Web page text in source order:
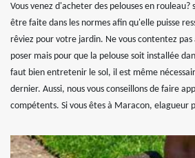
Vous venez d'acheter des pelouses en rouleau?
être faite dans les normes afin qu'elle puisse
rêviez pour votre jardin. Ne vous contentez
poser mais pour que la pelouse soit installée
faut bien entretenir le sol, il est même
dernier. Aussi, nous vous conseillons de faire
compétents. Si vous êtes à Maracon, elagueur